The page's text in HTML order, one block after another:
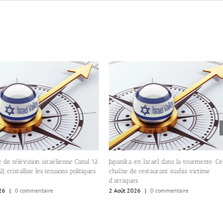
de télévision israélienne Canal 12
cristallise les tensions politiques
| 0 commentaire
Japanika en Israël dans la tourmente.
chaîne de restaurant sushis victime
d’attaques.
2 Août 2026 | 0 commentaire